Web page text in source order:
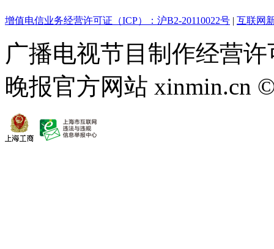
增值电信业务经营许可证（ICP）：沪B2-20110022号 | 互联网
广播电视节目制作经营
晚报官方网站 xinmin.cn